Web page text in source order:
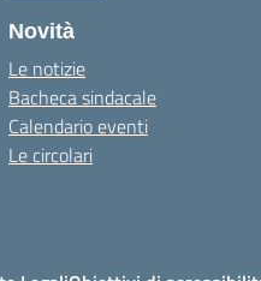
Novità
Le notizie
Bacheca sindacale
Calendario eventi
Le circolari